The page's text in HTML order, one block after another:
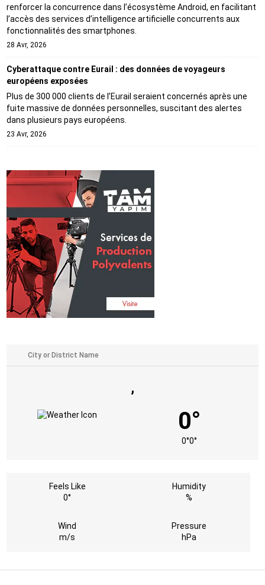
renforcer la concurrence dans l’écosystème Android, en facilitant
l’accès des services d’intelligence artificielle concurrents aux
fonctionnalités des smartphones.
28 Avr, 2026
Cyberattaque contre Eurail : des données de voyageurs
européens exposées
Plus de 300 000 clients de l’Eurail seraient concernés après une
fuite massive de données personnelles, suscitant des alertes
dans plusieurs pays européens.
23 Avr, 2026
,
0°
0°0°
Feels Like
0°
Humidity
%
Wind
m/s
Pressure
hPa